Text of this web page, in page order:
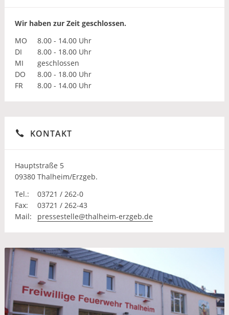
Wir haben zur Zeit geschlossen.
MO
8.00 - 14.00 Uhr
DI
8.00 - 18.00 Uhr
MI
geschlossen
DO
8.00 - 18.00 Uhr
FR
8.00 - 14.00 Uhr
KONTAKT
Hauptstraße 5
09380 Thalheim/Erzgeb.
Tel.:
03721 / 262-0
Fax:
03721 / 262-43
Mail:
pressestelle@thalheim-erzgeb.de